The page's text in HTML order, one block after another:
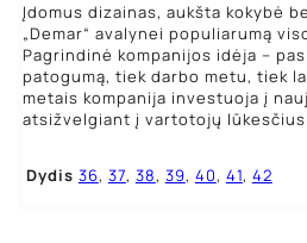
Įdomus dizainas, aukšta kokybė
„Demar“ avalynei populiarumą
Pagrindinė kompanijos idėja –
patogumą, tiek darbo metu, tiek
metais kompanija investuoja į
atsižvelgiant į vartotojų
Dydis 36, 37, 38, 39, 40, 41, 42